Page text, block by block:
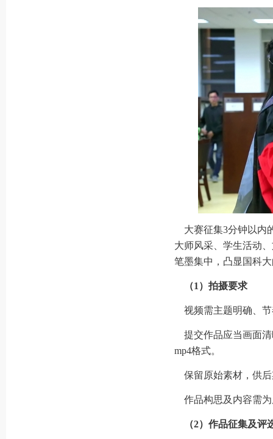
大赛征集3分钟以内
大师风采、学生活动
笔墨集中，凸显国科
（1）拍摄要求
视频需主题明确、节
提交作品应当画面清
mp4格式。
保留原始素材，供
作品构思及内容需为
（2）作品征集及评